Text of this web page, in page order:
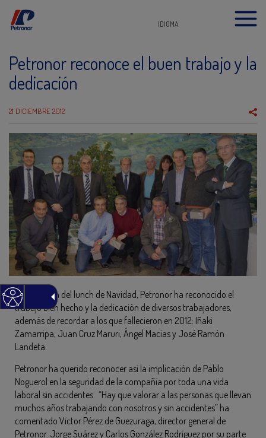
IDIOMA
Petronor reconoce el buen trabajo y la
dedicación
21 DICIEMBRE 2012
Con ocasión del lunch de Navidad, Petronor ha reconocido el
trabajo bien hecho y la dedicación de diversos trabajadores,
además de recordar a los que fallecieron en 2012: Iñaki
Zamarripa, Juan Cruz Maruri, Ángel Macías y José Ramón
Landeta.
Petronor ha querido reconocer así la implicación de Pablo
Noguerol en la seguridad de la compañía por toda una vida
laboral sin accidentes. “Hay que valorar a las personas que llevan
muchos años trabajando con nosotros y sin accidentes” ha
comentado Víctor Pérez de Guezuraga, director general de
Petronor. Jorge Suárez y Carlos González Rodríguez por su parte